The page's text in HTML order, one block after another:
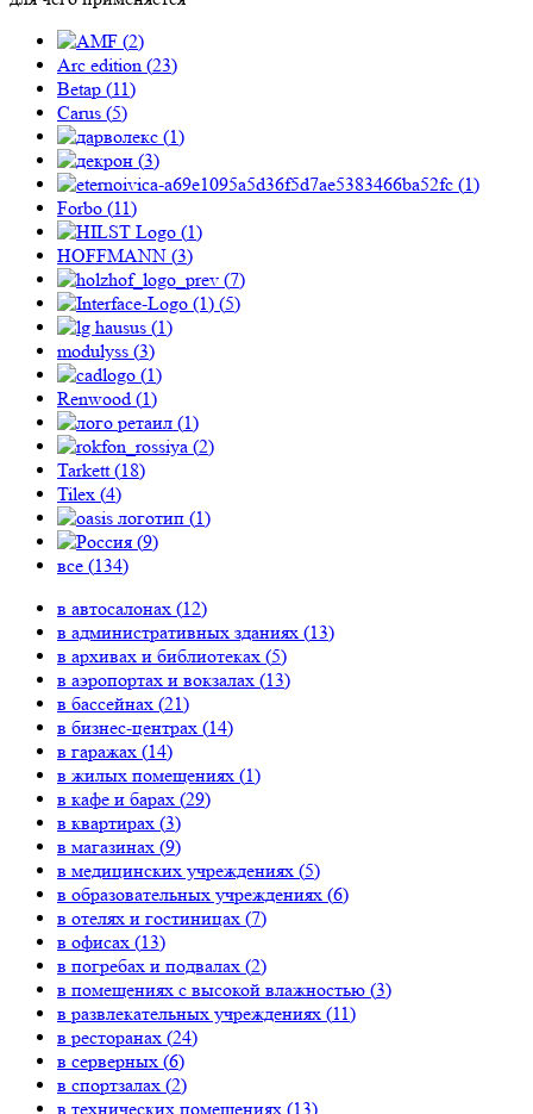
(2)
Arc edition (23)
Betap (11)
Carus (5)
(1)
(3)
(1)
Forbo (11)
(1)
HOFFMANN (3)
(7)
(5)
(1)
modulyss (3)
(1)
Renwood (1)
(1)
(2)
Tarkett (18)
Tilex (4)
(1)
(9)
все (134)
в автосалонах (12)
в административных зданиях (13)
в архивах и библиотеках (5)
в аэропортах и вокзалах (13)
в бассейнах (21)
в бизнес-центрах (14)
в гаражах (14)
в жилых помещениях (1)
в кафе и барах (29)
в квартирах (3)
в магазинах (9)
в медицинских учреждениях (5)
в образовательных учреждениях (6)
в отелях и гостиницах (7)
в офисах (13)
в погребах и подвалах (2)
в помещениях с высокой влажностью (3)
в развлекательных учреждениях (11)
в ресторанах (24)
в серверных (6)
в спортзалах (2)
в технических помещениях (13)